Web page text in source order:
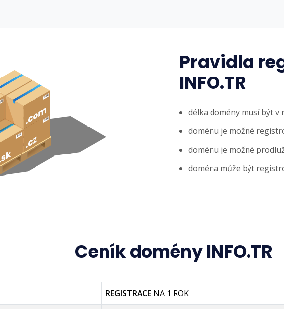
Pravidla
INFO.TR
délka domény musí být v
doménu je možné
doménu je možné
doména může být
Ceník domény INFO.TR
REGISTRACE NA 1 ROK